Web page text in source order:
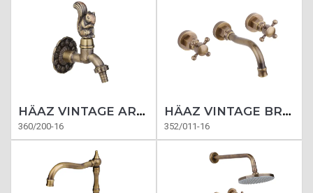
HÄAZ VINTAGE ARDILLA BRONCE
360/200-16
HÄAZ VINTAGE BRONCE LAVATORIO PARED
352/011-16